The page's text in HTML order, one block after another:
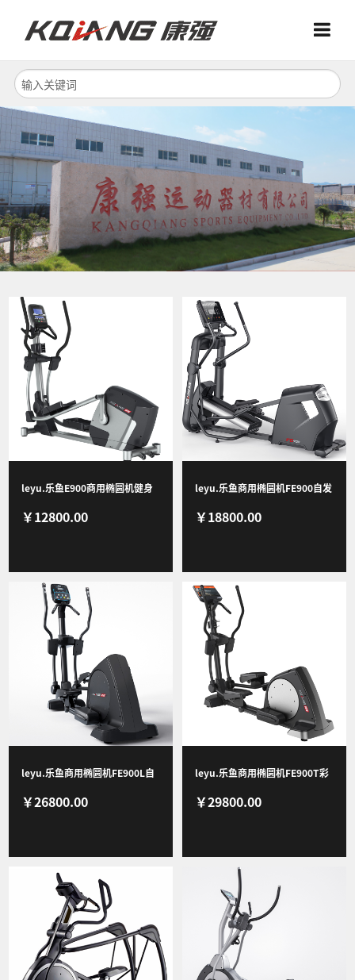
首页
关于我们
产品中心
视频
联系我们
leyu.乐鱼E900商用椭圆机健身
房专用 商用自发电椭圆机
￥12800.00
leyu.乐鱼商用椭圆机FE900自发
电健身房专用多功能健身器材漫
￥18800.00
leyu.乐鱼商用椭圆机FE900L自
发电健身房专用多功能健身器材
￥26800.00
leyu.乐鱼商用椭圆机FE900T彩
屏款家用商用专业室内有氧健身
￥29800.00